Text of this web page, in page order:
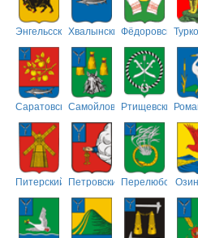
ЭнгельсскийХвалынскийФёдоровский
СаратовскийСамойловскийРтищевский
Питерский ПетровскийПерелюбский